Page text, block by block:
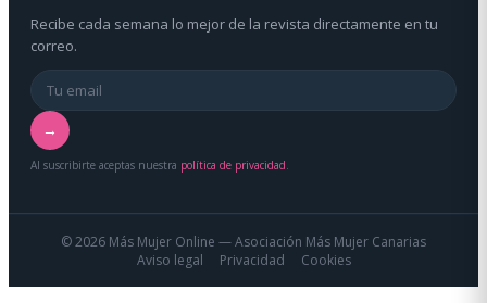
Recibe cada semana lo mejor de la revista directamente en tu
correo.
→
Al suscribirte aceptas nuestra política de privacidad.
© 2026 Más Mujer Online — Asociación Más Mujer Canarias
Aviso legal
Privacidad Cookies